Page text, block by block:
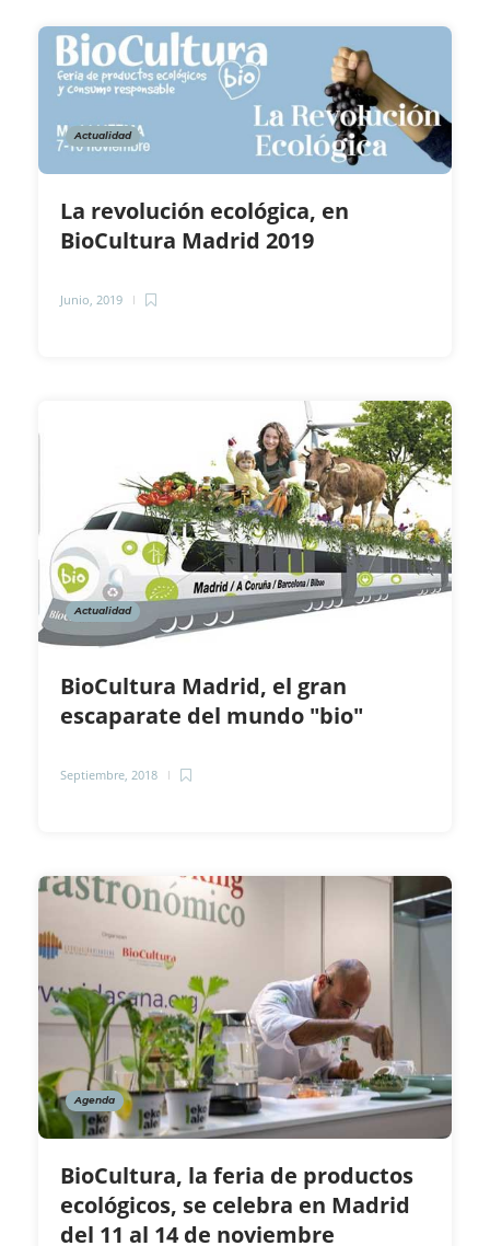
Actualidad
La revolución ecológica, en
BioCultura Madrid 2019
Junio, 2019
Actualidad
BioCultura Madrid, el gran
escaparate del mundo "bio"
Septiembre, 2018
Agenda
BioCultura, la feria de productos
ecológicos, se celebra en Madrid
del 11 al 14 de noviembre